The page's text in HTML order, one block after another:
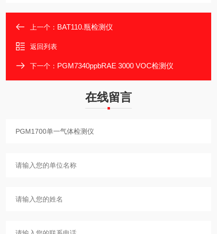
上一个： BAT110.瓶检测仪
返回列表
下一个： PGM7340ppbRAE 3000 VOC检测仪
在线留言